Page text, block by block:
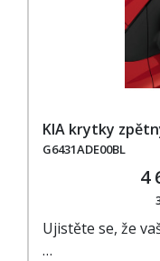
KIA krytky
G6431ADE00BL
4
Ujistěte se, že
…